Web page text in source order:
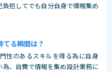
担してでも自分自身で情報集め
る瞬間は？
性のあるスキルを得る為に自身
、自費で情報を集め設計業務に